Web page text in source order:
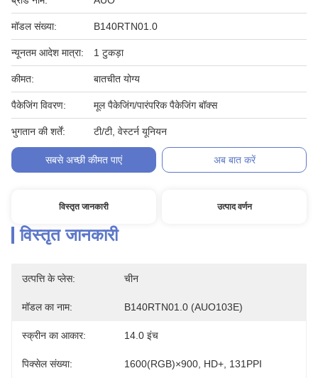
मॉडल संख्या: B140RTN01.0
न्यूनतम आदेश मात्रा: 1 टुकड़ा
कीमत: बातचीत योग्य
पैकेजिंग विवरण: मूल पैकेजिंग/पारंपरिक पैकेजिंग बॉक्स
भुगतान की शर्तें: टी/टी, वेस्टर्न यूनियन
सबसे अच्छी कीमत पाएं अब बात करें
विस्तृत जानकारी उत्पाद वर्णन
विस्तृत जानकारी
उत्पत्ति के प्लेस: चीन
मॉडल का नाम: B140RTN01.0 (AUO103E)
स्क्रीन का आकार: 14.0 इंच
पिक्सेल संख्या: 1600(RGB)×900, HD+, 131PPI